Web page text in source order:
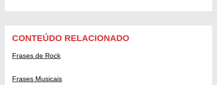
CONTEÚDO RELACIONADO
Frases de Rock
Frases Musicais